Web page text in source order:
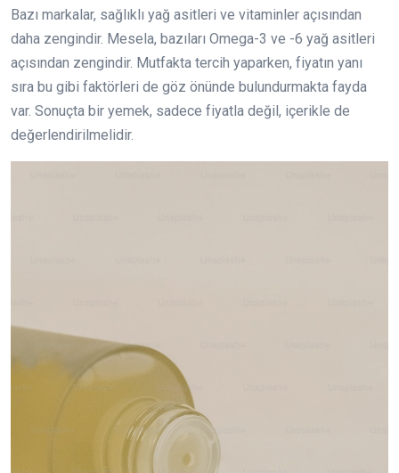
Bazı markalar, sağlıklı yağ asitleri ve vitaminler açısından
daha zengindir. Mesela, bazıları Omega-3 ve -6 yağ asitleri
açısından zengindir. Mutfakta tercih yaparken, fiyatın yanı
sıra bu gibi faktörleri de göz önünde bulundurmakta fayda
var. Sonuçta bir yemek, sadece fiyatla değil, içerikle de
değerlendirilmelidir.